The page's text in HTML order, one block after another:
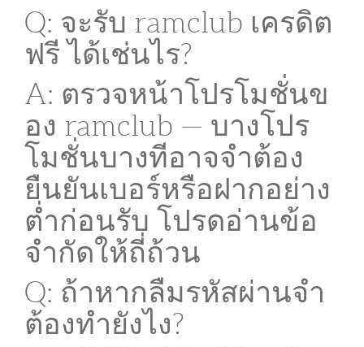
Q: จะรับ ramclub เครดิต
ฟรี ได้เช่นไร?
A: ตรวจหน้าโปรโมชั่นข
อง ramclub — บางโปร
โมชั่นบางทีอาจจำต้อง
ยืนยันเบอร์หรือฝากอย่าง
ต่ำก่อนรับ โปรดอ่านข้อ
จำกัดให้ถี่ถ้วน
Q: ถ้าหากลืมรหัสผ่านจำ
ต้องทำยังไง?